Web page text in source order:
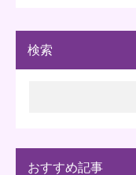
検索
おすすめ記事